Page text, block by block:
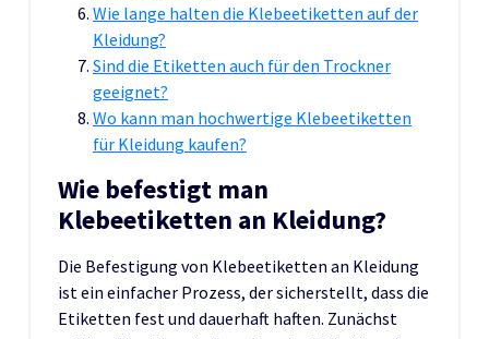
Wie lange halten die Klebeetiketten auf der
Kleidung?
Sind die Etiketten auch für den Trockner
geeignet?
Wo kann man hochwertige Klebeetiketten
für Kleidung kaufen?
Wie befestigt man
Klebeetiketten an Kleidung?
Die Befestigung von Klebeetiketten an Kleidung
ist ein einfacher Prozess, der sicherstellt, dass die
Etiketten fest und dauerhaft haften. Zunächst